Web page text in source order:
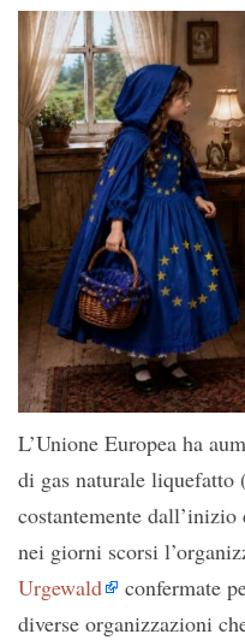
L’Unione Europea ha
di gas naturale liquefatto
costantemente
nei giorni scorsi
Urgewald
confermate
diverse organizzazioni